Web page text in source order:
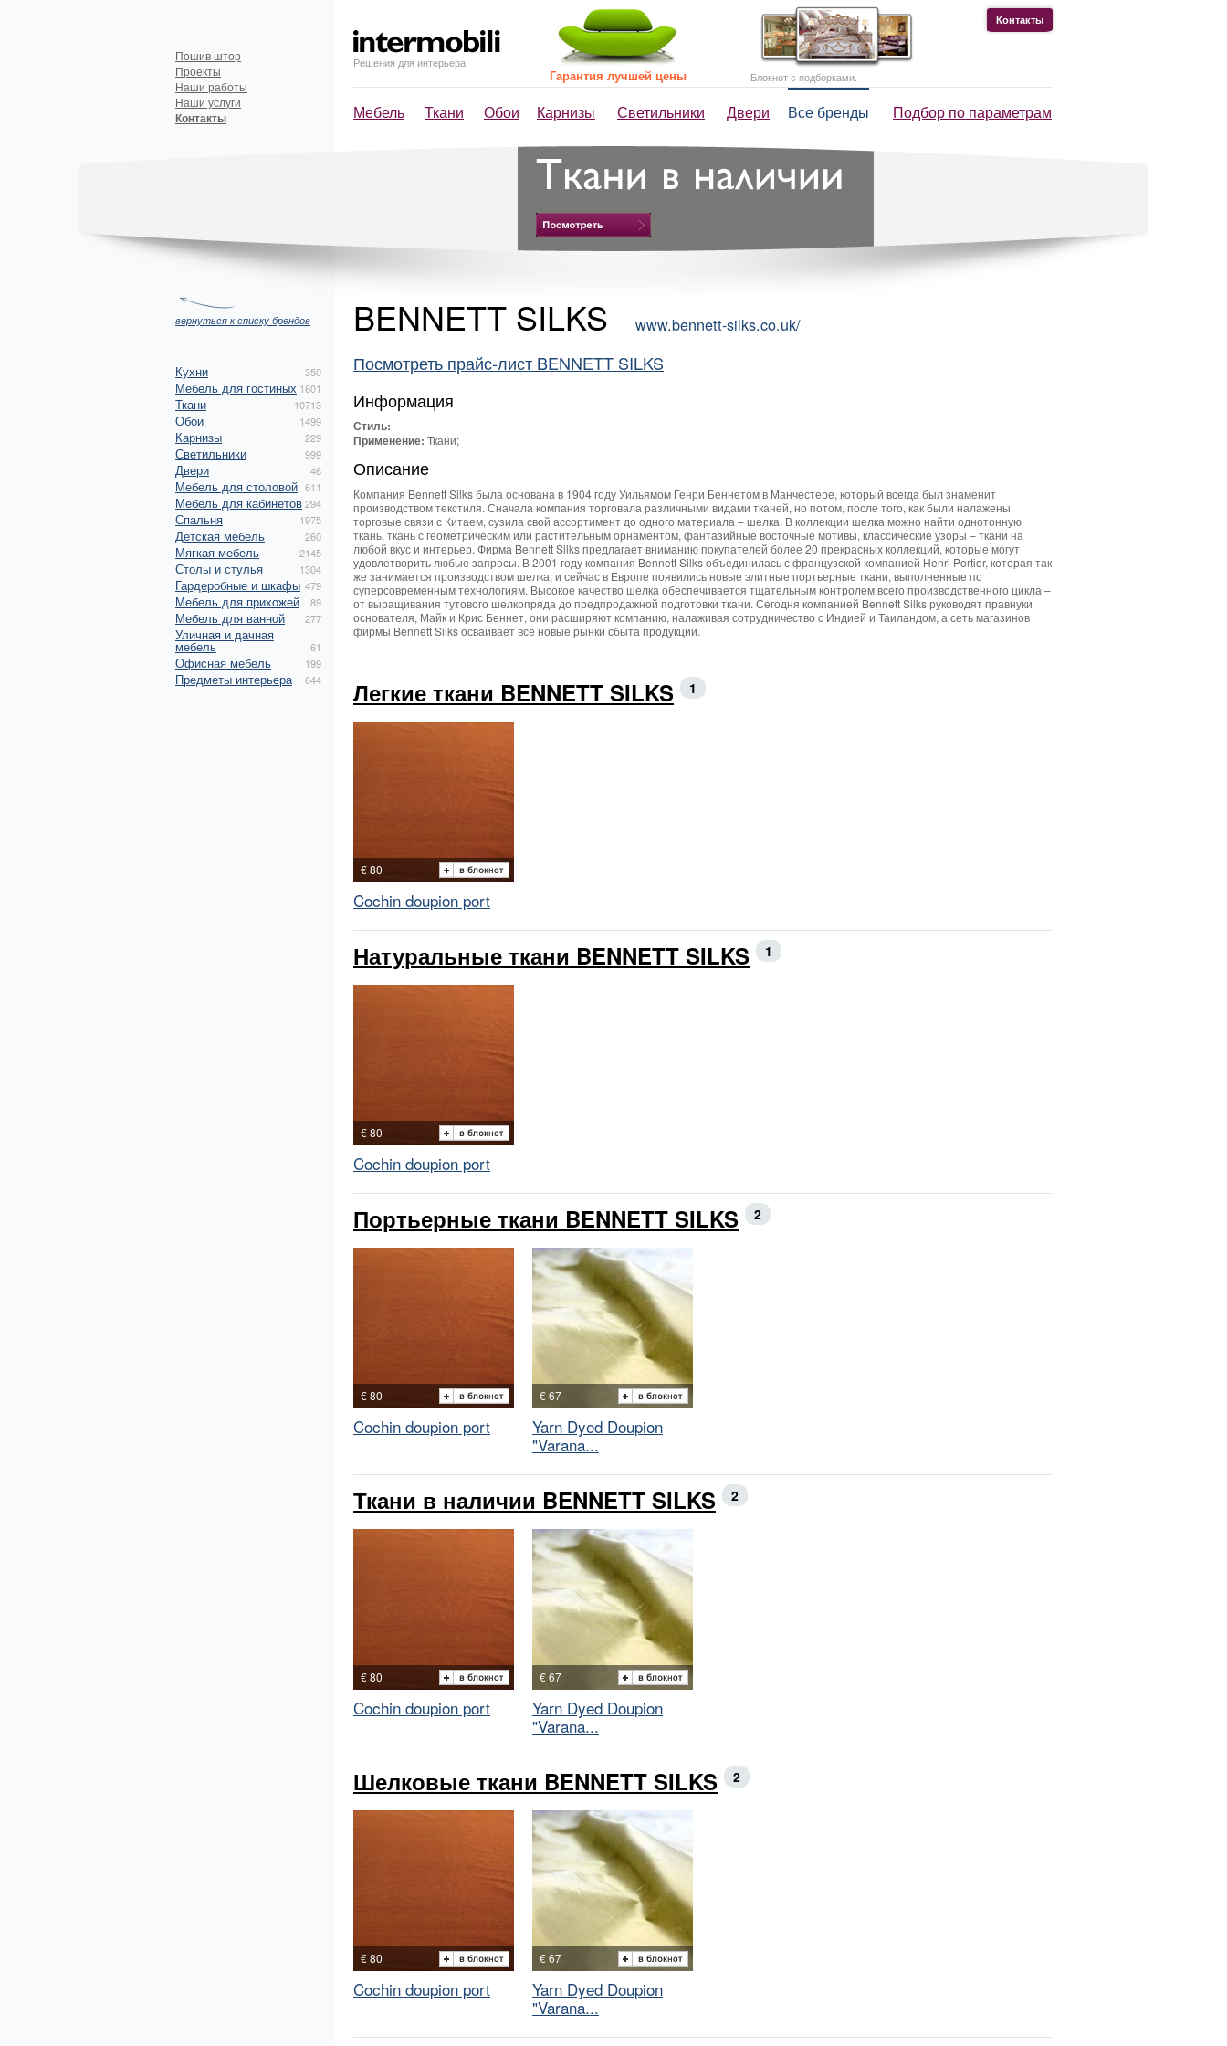
Решения для интерьера
Мебель Ткани Обои Карнизы Светильники Двери Все бренды Подбор по параметрам
Пошив штор
Проекты
Наши работы
Наши услуги
Контакты
Контакты
Гарантия лучшей цены Блокнот с подборками.
вернуться к списку брендов
Кухни 350
Мебель для гостиных 1601
Ткани 10713
Обои 1499
Карнизы 229
Светильники 999
Двери 46
Мебель для столовой 611
Мебель для кабинетов294
Спальня 1975
Детская мебель 260
Мягкая мебель 2145
Столы и стулья 1304
Гардеробные и шкафы 479
Мебель для прихожей 89
Мебель для ванной 277
Уличная и дачная
мебель 61
Офисная мебель 199
Предметы интерьера 644
BENNETT SILKS www.bennett-silks.co.uk/
Посмотреть прайс-лист BENNETT SILKS
Информация
Стиль:
Применение: Ткани;
Описание
Компания Bennett Silks была основана в 1904 году Уильямом Генри Беннетом в Манчестере, который всегда был знаменит
производством текстиля. Сначала компания торговала различными видами тканей, но потом, после того, как были налажены
торговые связи с Китаем, сузила свой ассортимент до одного материала – шелка. В коллекции шелка можно найти однотонную
ткань, ткань с геометрическим или растительным орнаментом, фантазийные восточные мотивы, классические узоры – ткани на
любой вкус и интерьер. Фирма Bennett Silks предлагает вниманию покупателей более 20 прекрасных коллекций, которые могут
удовлетворить любые запросы. В 2001 году компания Bennett Silks объединилась с французской компанией Henri Portier, которая так
же занимается производством шелка, и сейчас в Европе появились новые элитные портьерные ткани, выполненные по
суперсовременным технологиям. Высокое качество шелка обеспечивается тщательным контролем всего производственного цикла –
от выращивания тутового шелкопряда до предпродажной подготовки ткани. Сегодня компанией Bennett Silks руководят правнуки
основателя, Майк и Крис Беннет, они расширяют компанию, налаживая сотрудничество с Индией и Таиландом, а сеть магазинов
фирмы Bennett Silks осваивает все новые рынки сбыта продукции.
Легкие ткани BENNETT SILKS 1
€ 80
Cochin doupion port
Натуральные ткани BENNETT SILKS 1
€ 80
Cochin doupion port
Портьерные ткани BENNETT SILKS 2
€ 80
Cochin doupion port
€ 67
Yarn Dyed Doupion
"Varana...
Ткани в наличии BENNETT SILKS 2
€ 80
Cochin doupion port
€ 67
Yarn Dyed Doupion
"Varana...
Шелковые ткани BENNETT SILKS 2
€ 80
Cochin doupion port
€ 67
Yarn Dyed Doupion
"Varana...